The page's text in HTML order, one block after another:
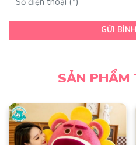
GỬI
SẢN PHẨM